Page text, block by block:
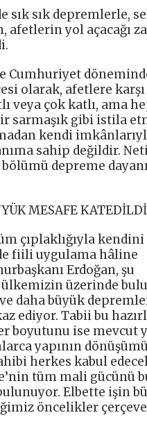
sık sık depremlerle,
afetlerin yol açacağı
Cumhuriyet
olarak, afetlere
veya çok katlı, ama
sarmaşık gibi istila
kendi
sahip değildir.
depreme
MESAFE
çıplaklığıyla kendini
fiili uygulama hâline
Erdoğan, şu
üzerinde
daha büyük
ediyor. Tabii bu
boyutunu ise mevcut
yapının
herkes kabul
tüm mali gücünü
Elbette işin
öncelikler